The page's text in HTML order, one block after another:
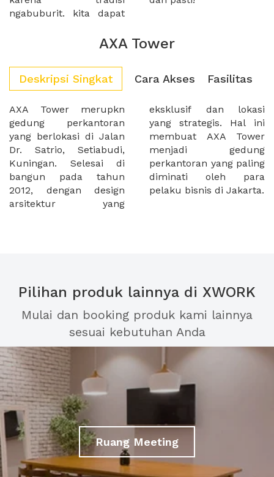
ngabuburit. kita dapat
AXA Tower
Deskripsi Singkat Cara Akses Fasilitas
AXA Tower merupkn
gedung perkantoran
yang berlokasi di Jalan
Dr. Satrio, Setiabudi,
Kuningan. Selesai di
bangun pada tahun
2012, dengan design
arsitektur yang
eksklusif dan lokasi
yang strategis. Hal ini
membuat AXA Tower
menjadi gedung
perkantoran yang paling
diminati oleh para
pelaku bisnis di Jakarta.
Pilihan produk lainnya di XWORK
Mulai dan booking produk kami lainnya
sesuai kebutuhan Anda
Ruang Meeting